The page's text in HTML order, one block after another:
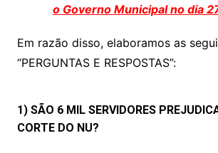
o Governo Municipal no dia
Em razão disso, elaboramos as
“PERGUNTAS E RESPOSTAS”:
1) SÃO 6 MIL SERVIDORES
CORTE DO NU?